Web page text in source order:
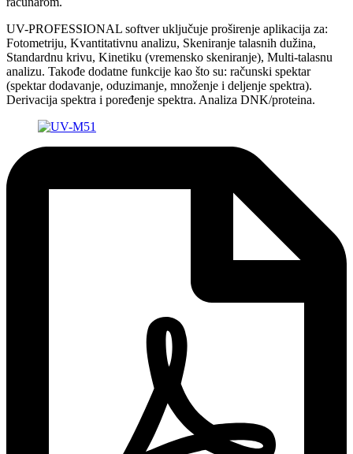
UV-PROFESSIONAL softver uključuje proširenje aplikacija za:
Fotometriju, Kvantitativnu analizu, Skeniranje talasnih dužina,
Standardnu krivu, Kinetiku (vremensko skeniranje), Multi-talasnu
analizu. Takođe dodatne funkcije kao što su: računski spektar
(spektar dodavanje, oduzimanje, množenje i deljenje spektra).
Derivacija spektra i poređenje spektra. Analiza DNK/proteina.